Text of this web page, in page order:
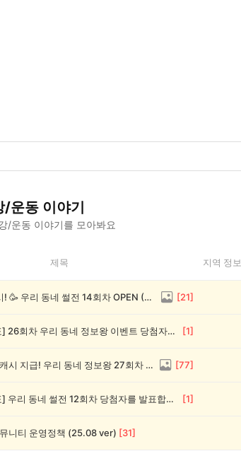
/운동 이야기
/운동 이야기를 모아봐요
제목 지역 정보
전원 1,000캐시! 🥳 우리 동네 썰전 14회차 OPEN (~8/17) [21]
💰[당첨자 발표] 26회차 우리 동네 정보왕 이벤트 당첨자를 발표합니다! [1]
💸 전원 2,000캐시 지급! 우리 동네 정보왕 27회차 (~8/10) [77]
💰[당첨자 발표] 우리 동네 썰전 12회차 당첨자를 발표합니다! [1]
니티 운영정책 (25.08 ver) [31]